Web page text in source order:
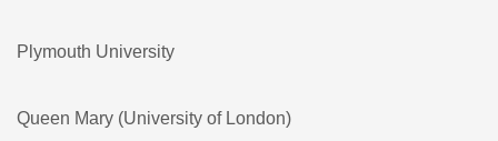
Plymouth University
Queen Mary (University of London)